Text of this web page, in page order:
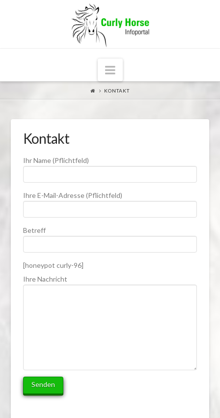
Navigation
KONTAKT
Kontakt
Ihr Name (Pflichtfeld)
Ihre E-Mail-Adresse (Pflichtfeld)
Betreff
[honeypot curly-96]
Ihre Nachricht